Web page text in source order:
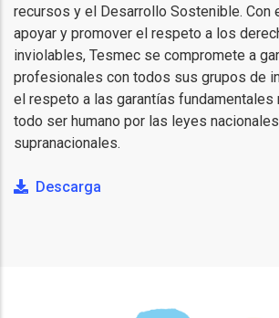
recursos y el Desarrollo Sostenible. Con
apoyar y promover el respeto a los
inviolables, Tesmec se compromete a
profesionales con todos sus grupos de
el respeto a las garantías fundamentales
todo ser humano por las leyes
supranacionales.
Descarga